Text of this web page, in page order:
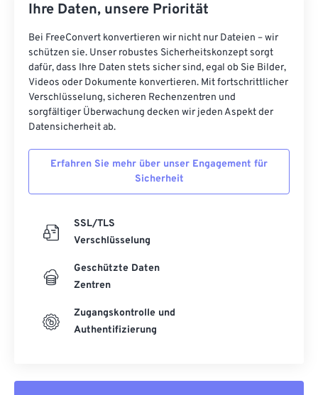
Ihre Daten, unsere Priorität
Bei FreeConvert konvertieren wir nicht nur Dateien – wir
schützen sie. Unser robustes Sicherheitskonzept sorgt
dafür, dass Ihre Daten stets sicher sind, egal ob Sie Bilder,
Videos oder Dokumente konvertieren. Mit fortschrittlicher
Verschlüsselung, sicheren Rechenzentren und
sorgfältiger Überwachung decken wir jeden Aspekt der
Datensicherheit ab.
Erfahren Sie mehr über unser Engagement für
Sicherheit
SSL/TLS
Verschlüsselung
Geschützte Daten
Zentren
Zugangskontrolle und
Authentifizierung